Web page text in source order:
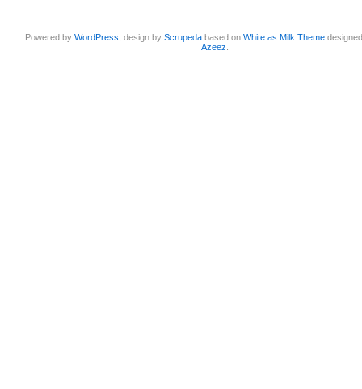
Powered byWordPress , design byScrupeda based onWhite as Milk Theme
Azeez